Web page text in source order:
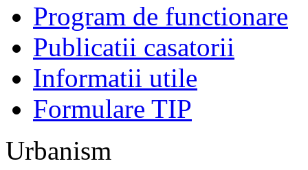
Program de functionare
Publicatii casatorii
Informatii utile
Formulare TIP
Urbanism